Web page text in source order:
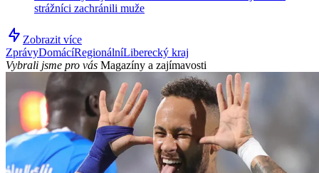
strážníci zachránili muže
Zobrazit více
ZprávyDomácíRegionálníLiberecký kraj
Vybrali jsme pro vás Magazíny a zajímavosti